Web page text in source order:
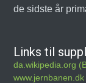
de sidste år
Links til
da.wikipedia.org